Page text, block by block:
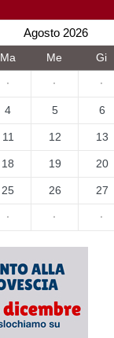
Agosto 2026
Ma Me Gi
· · ·
4 5 6
11 12 13
18 19 20
25 26 27
· · ·